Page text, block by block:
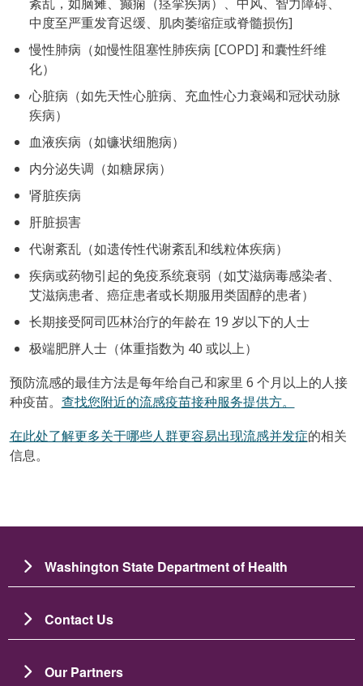
中度至严重发育迟缓、肌肉萎缩症或脊髓损伤]
慢性肺病（如慢性阻塞性肺疾病 [COPD] 和囊性纤维
化）
心脏病（如先天性心脏病、充血性心力衰竭和冠状动脉
疾病）
血液疾病（如镰状细胞病）
内分泌失调（如糖尿病）
肾脏疾病
肝脏损害
代谢紊乱（如遗传性代谢紊乱和线粒体疾病）
疾病或药物引起的免疫系统衰弱（如艾滋病毒感染者、
艾滋病患者、癌症患者或长期服用类固醇的患者）
长期接受阿司匹林治疗的年龄在 19 岁以下的人士
极端肥胖人士（体重指数为 40 或以上）
预防流感的最佳方法是每年给自己和家里 6 个月以上的人接
种疫苗。 查找您附近的流感疫苗接种服务提供方。
在此处了解更多关于哪些人群更容易出现流感并发症的相关
信息。
Washington State Department of Health
Contact Us
Our Partners